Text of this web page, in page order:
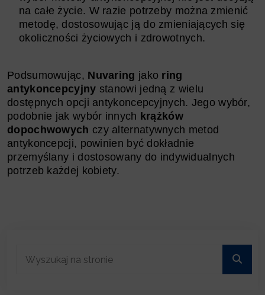
na całe życie. W razie potrzeby można zmienić
metodę, dostosowując ją do zmieniających się
okoliczności życiowych i zdrowotnych.
Podsumowując, Nuvaring jako ring
antykoncepcyjny stanowi jedną z wielu
dostępnych opcji antykoncepcyjnych. Jego wybór,
podobnie jak wybór innych krążków
dopochwowych czy alternatywnych metod
antykoncepcji, powinien być dokładnie
przemyślany i dostosowany do indywidualnych
potrzeb każdej kobiety.